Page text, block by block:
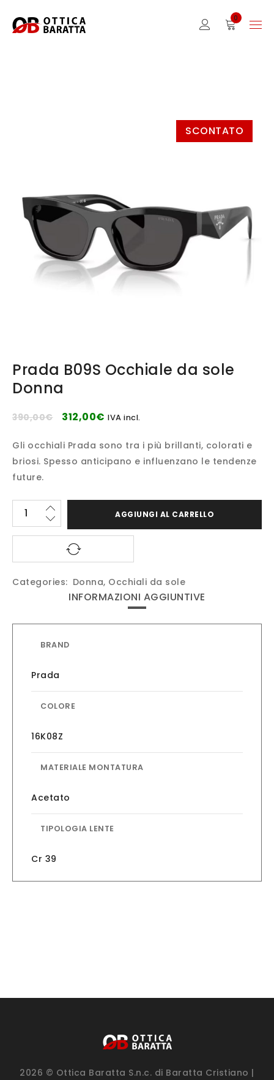
0
SCONTATO
Prada B09S Occhiale da sole
Donna
390,00€ 312,00€ IVA incl.
Gli occhiali Prada sono tra i più brillanti, colorati e
briosi. Spesso anticipano e influenzano le tendenze
future.
AGGIUNGI AL CARRELLO
Categories: Donna, Occhiali da sole
INFORMAZIONI AGGIUNTIVE
BRAND
Prada
COLORE
16K08Z
MATERIALE MONTATURA
Acetato
TIPOLOGIA LENTE
Cr 39
2026 © Ottica Baratta S.n.c. di Baratta Cristiano |